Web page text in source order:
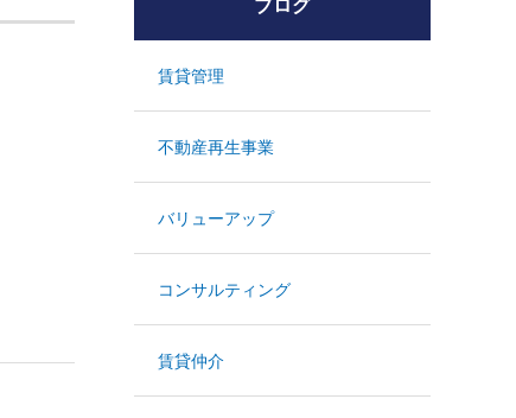
ブログ
賃貸管理
不動産再生事業
バリューアップ
コンサルティング
賃貸仲介